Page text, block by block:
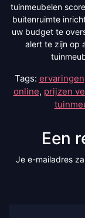
tuinmeubelen
buitenruimte
uw budget te
alert te zijn op
Tags: ervaringen
online, prijzen
Een
Je e-mailadres